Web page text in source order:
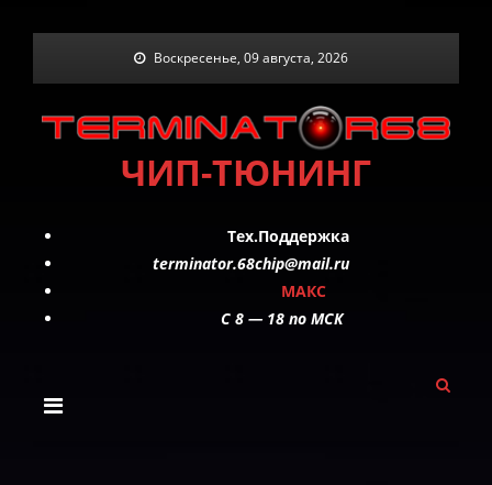
Воскресенье, 09 августа, 2026
ЧИП-ТЮНИНГ
Тех.Поддержка
terminator.68chip@mail.ru
МАКС
C 8 — 18 по МСК